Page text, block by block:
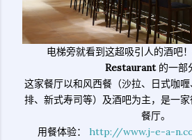
电梯旁就看到这超吸引人的酒吧
Restaurant 的一部
这家餐厅以和风西餐（沙拉、日式咖
排、新式寿司等）及酒吧为主，是一
餐厅。
用餐体验： http://www.j-e-a-